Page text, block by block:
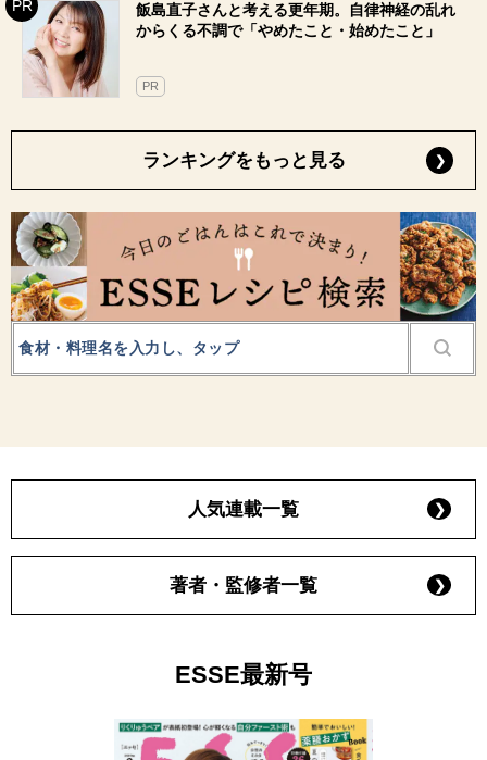
飯島直子さんと考える更年期。自律神経の乱れ
からくる不調で「やめたこと・始めたこと」
PR
ランキングをもっと見る
人気連載一覧
著者・監修者一覧
ESSE最新号